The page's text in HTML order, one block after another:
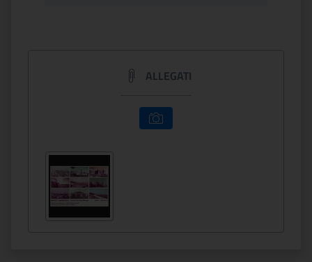
ALLEGATI